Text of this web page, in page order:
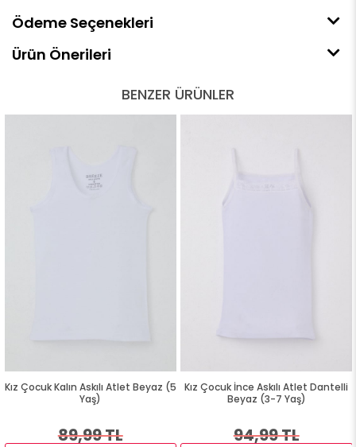
Ödeme Seçenekleri
Ürün Önerileri
BENZER ÜRÜNLER
Kız Çocuk Kalın Askılı Atlet Beyaz (5
Yaş)
89,99 TL
Kız Çocuk İnce Askılı Atlet Dantelli
Beyaz (3-7 Yaş)
94,99 TL